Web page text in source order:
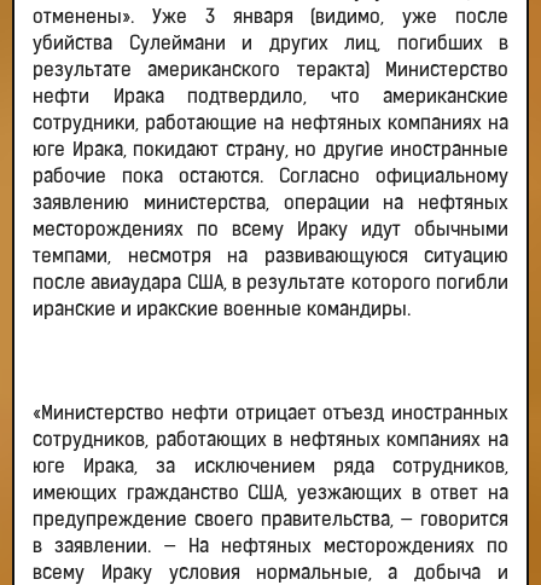
отменены». Уже 3 января (видимо, уже после
убийства Сулеймани и других лиц, погибших в
результате американского теракта) Министерство
нефти Ирака подтвердило, что американские
сотрудники, работающие на нефтяных компаниях на
юге Ирака, покидают страну, но другие иностранные
рабочие пока остаются. Согласно официальному
заявлению министерства, операции на нефтяных
месторождениях по всему Ираку идут обычными
темпами, несмотря на развивающуюся ситуацию
после авиаудара США, в результате которого погибли
иранские и иракские военные командиры.
«Министерство нефти отрицает отъезд иностранных
сотрудников, работающих в нефтяных компаниях на
юге Ирака, за исключением ряда сотрудников,
имеющих гражданство США, уезжающих в ответ на
предупреждение своего правительства, — говорится
в заявлении. — На нефтяных месторождениях по
всему Ираку условия нормальные, а добыча и